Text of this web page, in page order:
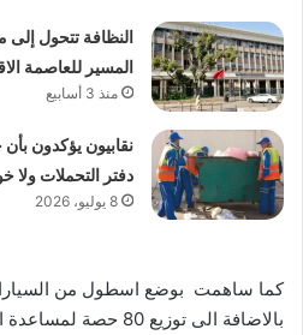
النظافة تتحول
المسير للعاصمة
منذ 3 أسابيع
نقابيون يؤكدون
دفتر التحملات ولا
8 يوليو، 2026
كما ساهمت بوضع اسطول من
بالاضافة الى توزيع 80